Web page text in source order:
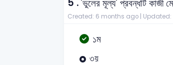
'ভুলের মূল্য' প্রবন্ধটি কাজী
Created: 6 months ago |
১ম
৩য়